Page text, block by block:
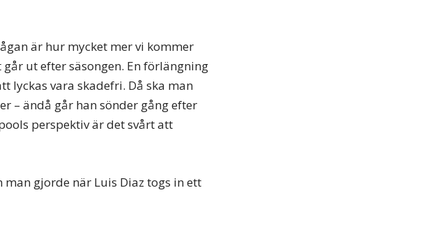
är hur mycket mer vi kommer
ut efter säsongen. En förlängning
lyckas vara skadefri. Då ska man
– ändå går han sönder gång efter
perspektiv är det svårt att
gjorde när Luis Diaz togs in ett